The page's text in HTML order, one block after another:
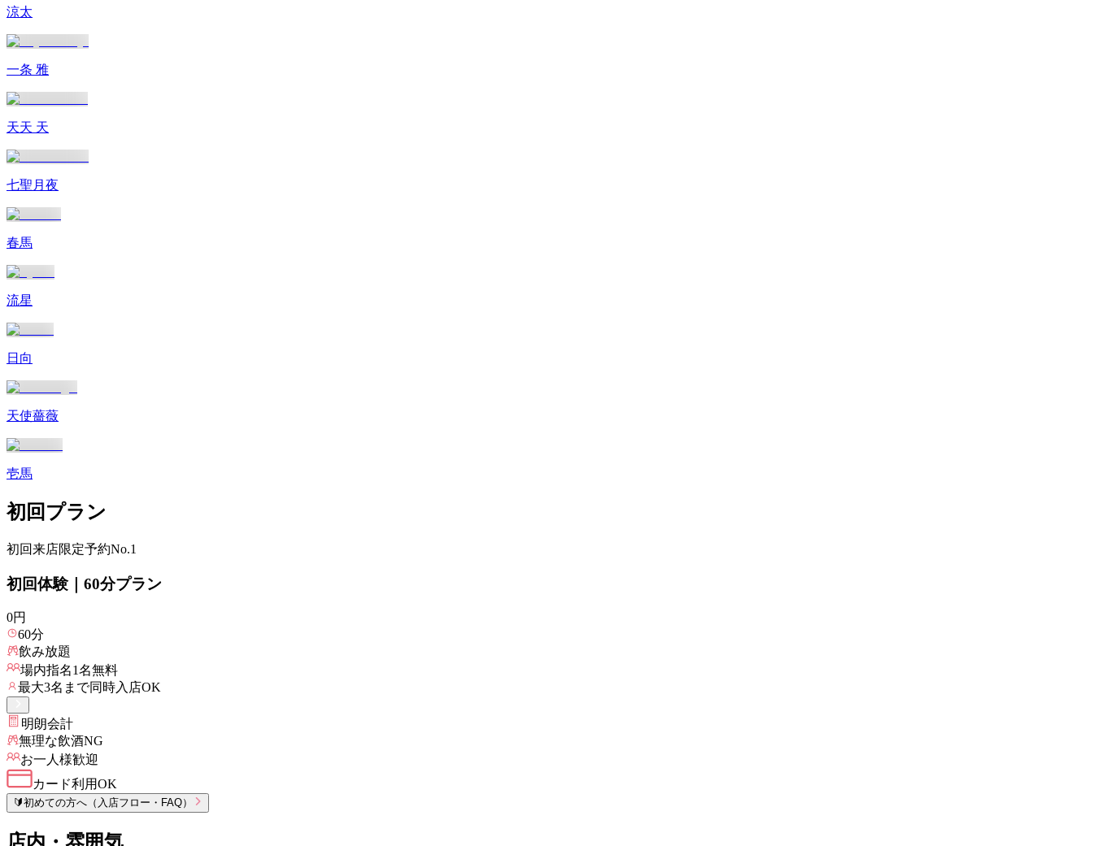
涼太
一条 雅
天天 天
七聖月夜
春馬
流星
日向
天使薔薇
壱馬
初回プラン
初回来店限定予約No.1
初回体験｜60分プラン
0円
60分
飲み放題
場内指名1名無料
最大3名まで同時入店OK
明朗会計
無理な飲酒NG
お一人様歓迎
カード利用OK
🔰初めての方へ（入店フロー・FAQ）